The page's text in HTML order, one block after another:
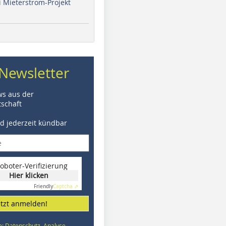
Mieterstrom-Projekt
aus der
jederzeit kündbar
Verifizierung
Hier klicken
FriendlyCaptcha ⇗
anmelden!